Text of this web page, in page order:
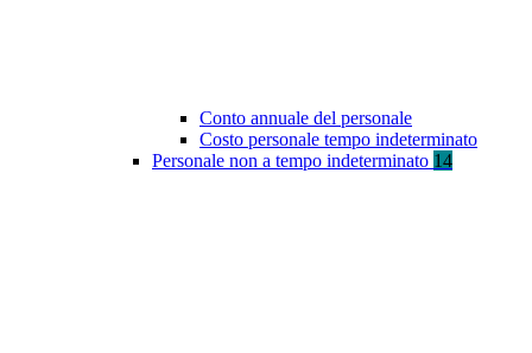
Conto annuale del personale
Costo personale tempo indeterminato
Personale non a tempo indeterminato 14